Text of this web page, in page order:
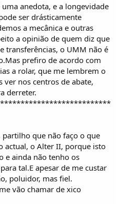
anedota, e a longevidade
ser drásticamente
a mecânica e outras
a opinião de quem diz que
transferências, o UMM não é
prefiro de acordo com
a rolar, que me lembrem o
ver nos centros de abate,
derreter.
que não faço o que
actual, o Alter II, porque isto
e ainda não tenho os
tal.E apesar de me custar
poluidor, mas fiel.
vão chamar de xico 